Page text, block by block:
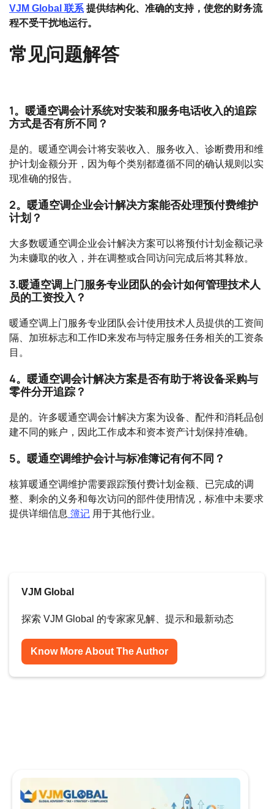
VJM Global 联系 提供结构化、准确的支持，使您的财务流
程不受干扰地运行。
常见问题解答
1。暖通空调会计系统对安装和服务电话收入的追踪
方式是否有所不同？
是的。暖通空调会计将安装收入、服务收入、诊断费用和维
护计划金额分开，因为每个类别都遵循不同的确认规则以实
现准确的报告。
2。暖通空调企业会计解决方案能否处理预付费维护
计划？
大多数暖通空调企业会计解决方案可以将预付计划金额记录
为未赚取的收入，并在调整或合同访问完成后将其释放。
3.暖通空调上门服务专业团队的会计如何管理技术人
员的工资投入？
暖通空调上门服务专业团队会计使用技术人员提供的工资间
隔、加班标志和工作ID来发布与特定服务任务相关的工资条
目。
4。暖通空调会计解决方案是否有助于将设备采购与
零件分开追踪？
是的。许多暖通空调会计解决方案为设备、配件和消耗品创
建不同的账户，因此工作成本和资本资产计划保持准确。
5。暖通空调维护会计与标准簿记有何不同？
核算暖通空调维护需要跟踪预付费计划金额、已完成的调
整、剩余的义务和每次访问的部件使用情况，标准中未要求
提供详细信息 簿记 用于其他行业。
VJM Global
探索 VJM Global 的专家家见解、提示和最新动态
Know More About The Author